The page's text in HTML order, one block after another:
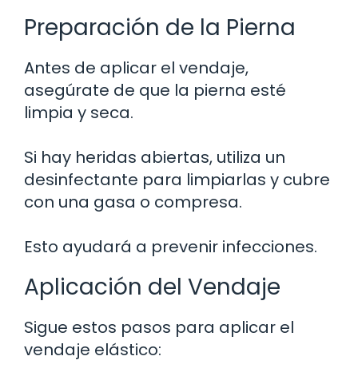
Preparación de la Pierna
Antes de aplicar el vendaje,
asegúrate de que la pierna esté
limpia y seca.
Si hay heridas abiertas, utiliza un
desinfectante para limpiarlas y cubre
con una gasa o compresa.
Esto ayudará a prevenir infecciones.
Aplicación del Vendaje
Sigue estos pasos para aplicar el
vendaje elástico: